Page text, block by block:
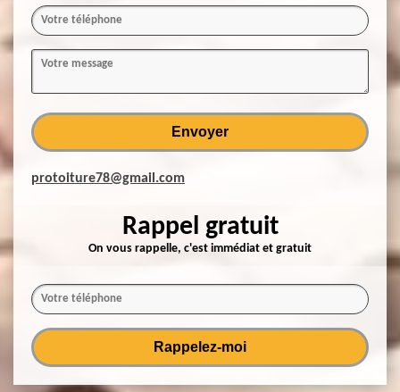
protoiture78@gmail.com
Rappel gratuit
On vous rappelle, c'est immédiat et gratuit